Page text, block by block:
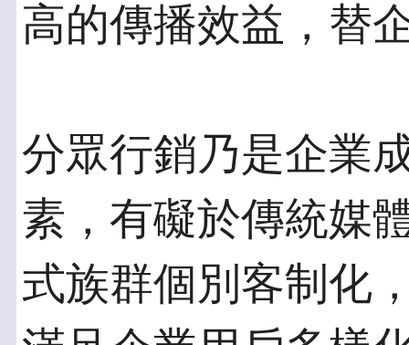
高的傳播效益，替
分眾行銷乃是企業
素，有礙於傳統媒
式族群個別客制化